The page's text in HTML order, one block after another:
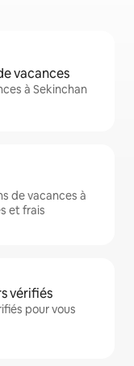
vacances
à Sekinchan
de vacances à
et frais
vérifiés
pour vous